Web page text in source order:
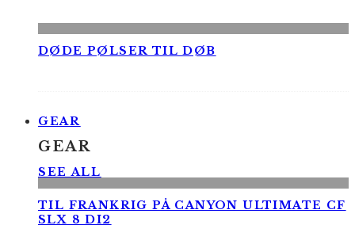
DØDE PØLSER TIL DØB
GEAR
GEAR
SEE ALL
TIL FRANKRIG PÅ CANYON ULTIMATE CF
SLX 8 DI2